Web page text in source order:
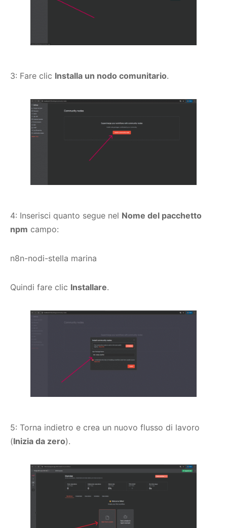
3: Fare clic Installa un nodo comunitario.
4: Inserisci quanto segue nel Nome del pacchetto
npm campo:
n8n-nodi-stella marina
Quindi fare clic Installare.
5: Torna indietro e crea un nuovo flusso di lavoro
(Inizia da zero).